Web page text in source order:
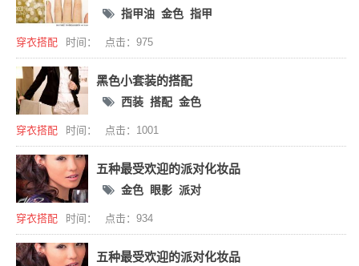
指甲油 金色 指甲
穿衣搭配 时间： 点击：975
黑色小套装的搭配
西装 搭配 金色
穿衣搭配 时间： 点击：1001
五种最受欢迎的派对化妆品
金色 眼影 派对
穿衣搭配 时间： 点击：934
五种最受欢迎的派对化妆品